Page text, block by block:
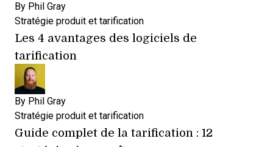
By Phil Gray
Stratégie produit et tarification
Les 4 avantages des logiciels de
tarification
By Phil Gray
Stratégie produit et tarification
Guide complet de la tarification : 12